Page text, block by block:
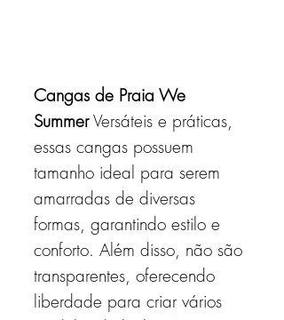
Cangas de Praia We
SummerVersáteis e práticas,
essas cangas possuem
tamanho ideal para serem
amarradas de diversas
formas, garantindo estilo e
conforto. Além disso, não são
transparentes, oferecendo
liberdade para criar vários